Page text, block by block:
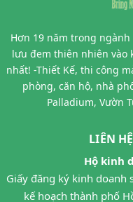
Hơn 19 năm trong
lưu đem thiên nhiên vào
nhất! -Thiết Kế, thi công
phòng, căn hộ, nhà
Palladium, Vườn
LIÊN
Hộ kinh
Giấy đăng ký kinh doanh
kế hoạch thành phố